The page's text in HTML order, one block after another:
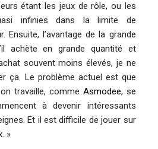
étant les jeux de rôle, ou les
infinies dans la limite de
Ensuite, l’avantage de la grande
achète en grande quantité et
souvent moins élevés, je ne
ça. Le problème actuel est que
travaille, comme Asmodee, se
à devenir intéressants
Et il est difficile de jouer sur
»